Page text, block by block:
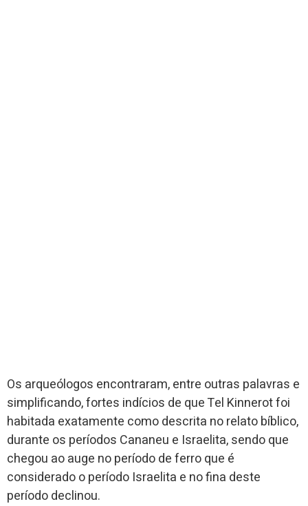
Os arqueólogos encontraram, entre outras palavras e
simplificando, fortes indícios de que Tel Kinnerot foi
habitada exatamente como descrita no relato bíblico,
durante os períodos Cananeu e Israelita, sendo que
chegou ao auge no período de ferro que é
considerado o período Israelita e no fina deste
período declinou.